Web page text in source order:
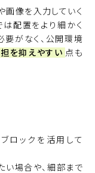
画像を入力していく
は配置をより細かく
要がなく、公開環境
を抑えやすい 点も
ロックを活用して
い場合や、細部まで